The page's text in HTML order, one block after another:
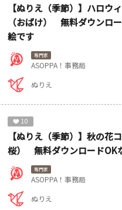
【ぬりえ（季節）】ハロウ
（おばけ） 無料ダウンロ
絵です
専門家
ASOPPA！事務局
ぬりえ
10
【ぬりえ（季節）】秋の花
桜） 無料ダウンロードOK
専門家
ASOPPA！事務局
ぬりえ